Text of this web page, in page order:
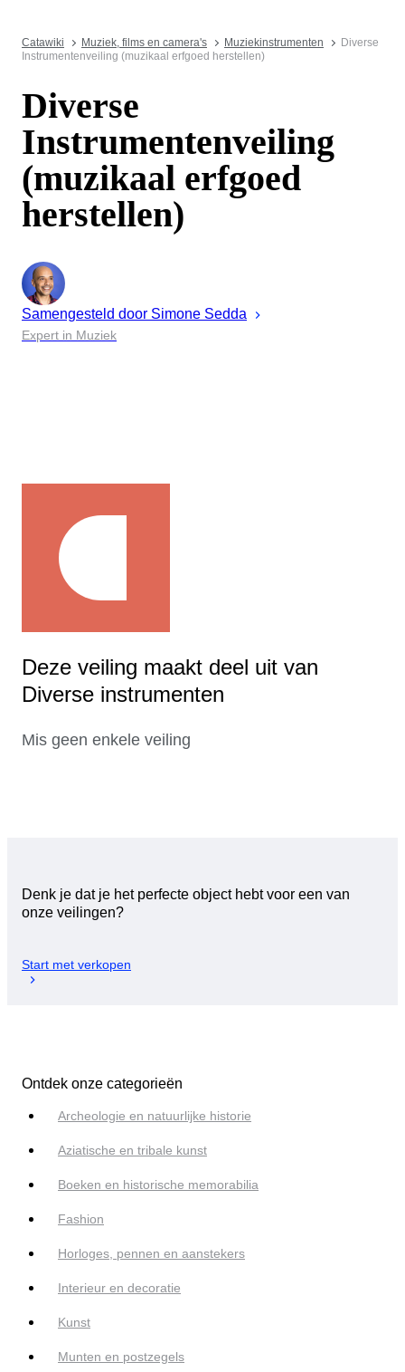
Catawiki Muziek, films en camera's Muziekinstrumenten
Diverse
Instrumentenveiling (muzikaal erfgoed herstellen)
Diverse
Instrumentenveiling
(muzikaal erfgoed
herstellen)
Samengesteld door Simone Sedda
Expert in Muziek
Deze veiling maakt deel uit van
Diverse instrumenten
Mis geen enkele veiling
Denk je dat je het perfecte object hebt voor een van
onze veilingen?
Start met verkopen
Ontdek onze categorieën
Archeologie en natuurlijke historie
Aziatische en tribale kunst
Boeken en historische memorabilia
Fashion
Horloges, pennen en aanstekers
Interieur en decoratie
Kunst
Munten en postzegels